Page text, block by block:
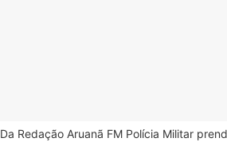
Da Redação Aruanã FM Polícia Militar